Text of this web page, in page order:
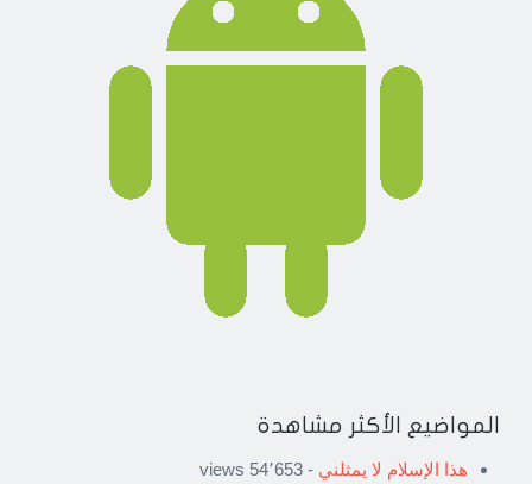
المواضيع الأكثر مشاهدة
هذا الإسلام لا يمثلني - 54٬653 views